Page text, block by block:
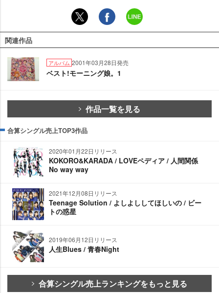
関連作品
アルバム 2001年03月28日発売
ベスト!モーニング娘。1
作品一覧を見る
合算シングル売上TOP3作品
2020年01月22日リリース
KOKORO&KARADA / LOVEペディア / 人間関係
No way way
2021年12月08日リリース
Teenage Solution / よしよししてほしいの / ビー
トの惑星
2019年06月12日リリース
人生Blues / 青春Night
合算シングル売上ランキングをもっと見る